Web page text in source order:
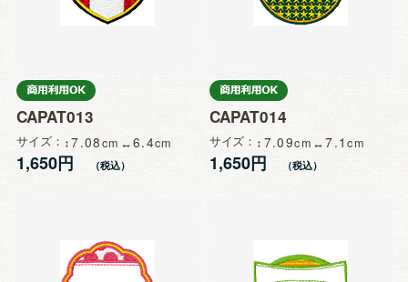
CAPAT013
サイズ 7.08 6.4
1,650円
CAPAT014
サイズ 7.09 7.1
1,650円